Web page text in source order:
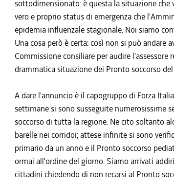
sottodimensionato: è questa la situazione
vero e proprio status di emergenza che
epidemia influenzale stagionale. Noi siamo
Una cosa però è certa: così non si può andare
Commissione consiliare per audire l'assessore
drammatica situazione dei Pronto soccorso
A dare l'annuncio è il capogruppo di Forza
settimane si sono susseguite numerosissime
soccorso di tutta la regione. Ne cito soltanto
barelle nei corridoi; attese infinite si sono
primario da un anno e il Pronto soccorso
ormai all'ordine del giorno. Siamo arrivati
cittadini chiedendo di non recarsi al Pronto